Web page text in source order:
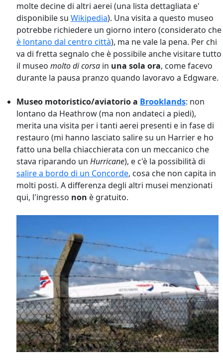
molte decine di altri aerei (una lista dettagliata e'
disponibile su Wikipedia). Una visita a questo museo
potrebbe richiedere un giorno intero (considerato che
è lontano dal centro città), ma ne vale la pena. Per chi
va di fretta segnalo che è possibile anche visitare tutto
il museo molto di corsa in una sola ora, come facevo
durante la pausa pranzo quando lavoravo a Edgware.
Museo motoristico/aviatorio a Brooklands: non
lontano da Heathrow (ma non andateci a piedi),
merita una visita per i tanti aerei presenti e in fase di
restauro (mi hanno lasciato salire su un Harrier e ho
fatto una bella chiacchierata con un meccanico che
stava riparando un Hurricane), e c'è la possibilità di
salire a bordo di un Concorde, cosa che non capita in
molti posti. A differenza degli altri musei menzionati
qui, l'ingresso non è gratuito.